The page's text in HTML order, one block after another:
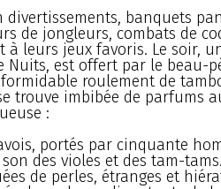
divertissements, banquets
de jongleurs, combats de
à leurs jeux favoris. Le soir,
est offert par le beau-
roulement de
trouve imbibée de parfums
:
portés par cinquante
des violes et des tam-
de perles, étranges et